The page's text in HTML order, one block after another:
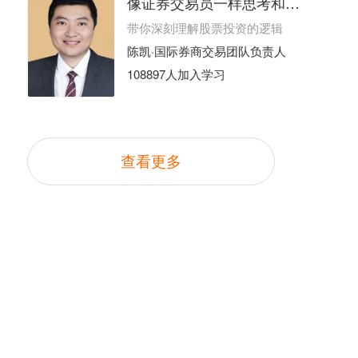
带你深刻理解股票投资的逻辑
陈凯·国际券商交易团队负责人
108897人加入学习
查看更多